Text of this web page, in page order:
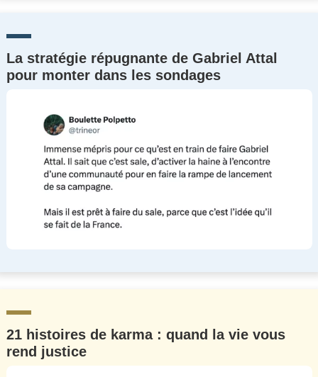
La stratégie répugnante de Gabriel Attal
pour monter dans les sondages
21 histoires de karma : quand la vie vous
rend justice